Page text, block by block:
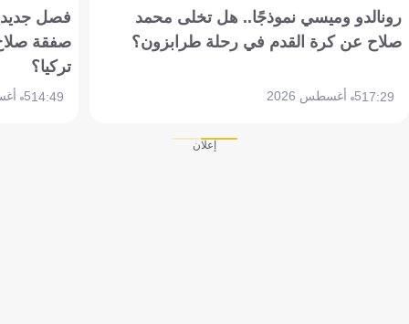
رونالدو وميسي نموذجًا.. هل تخلى محمد
صلاح عن كرة القدم في رحلة طرابزون؟
17:295 أغسطس 2026
فصل جديد
صفقة
تركيا؟
14:495 أغسطس 2026
إعلان